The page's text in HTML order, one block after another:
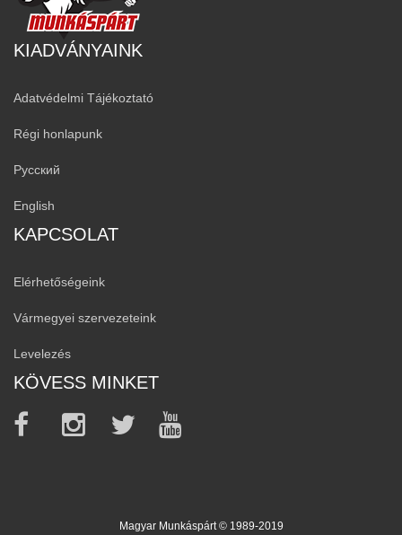
KIADVÁNYAINK
Adatvédelmi Tájékoztató
Régi honlapunk
Русский
English
KAPCSOLAT
Elérhetőségeink
Vármegyei szervezeteink
Levelezés
KÖVESS MINKET
Magyar Munkáspárt © 1989-2019